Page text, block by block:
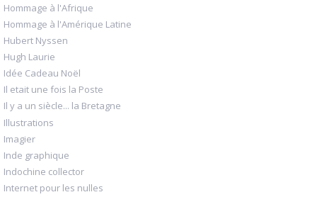
Hommage à l'Afrique
Hommage à l'Amérique Latine
Hubert Nyssen
Hugh Laurie
Idée Cadeau Noël
Il etait une fois la Poste
Il y a un siècle... la Bretagne
Illustrations
Imagier
Inde graphique
Indochine collector
Internet pour les nulles